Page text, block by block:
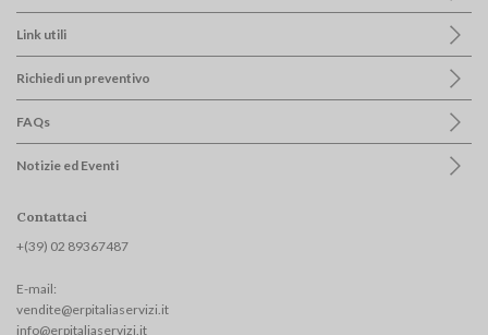
Link utili
Richiedi un preventivo
FAQs
Notizie ed Eventi
Contattaci
+(39) 02 89367487
E-mail:
vendite@erpitaliaservizi.it
info@erpitaliaservizi.it